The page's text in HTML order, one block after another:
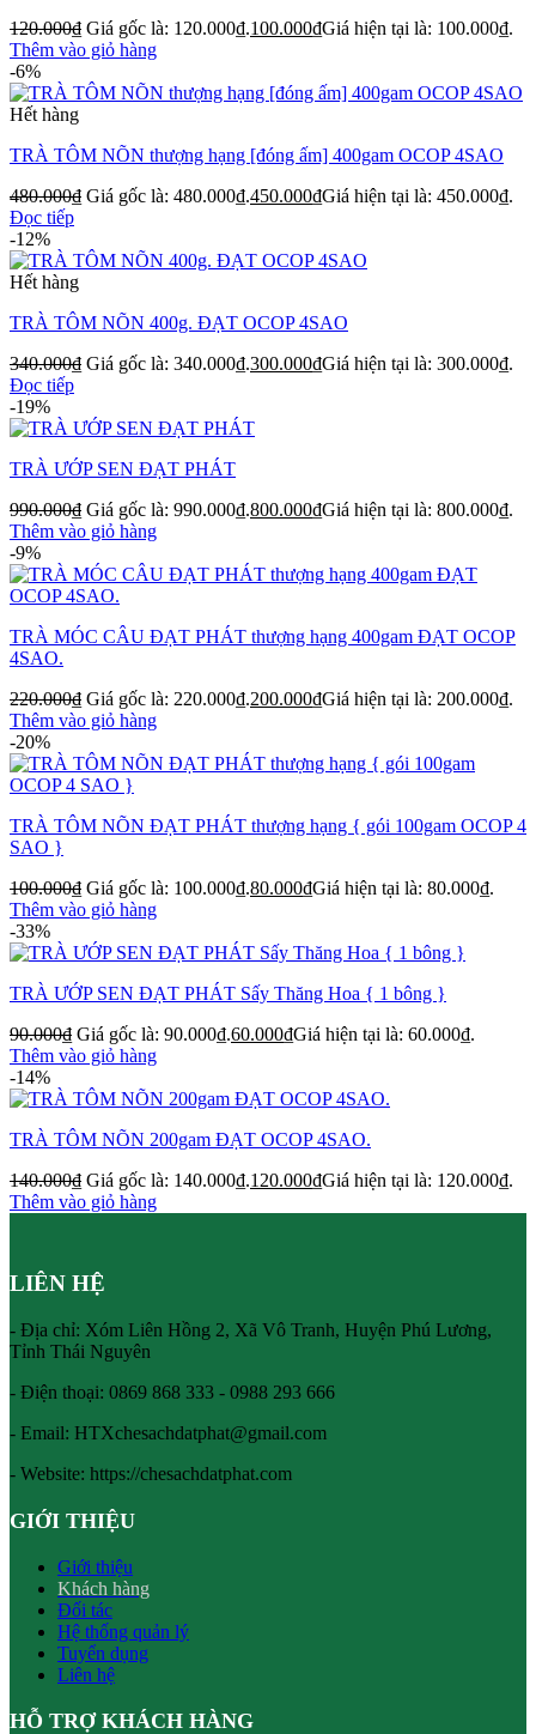
120.000₫ Giá gốc là: 120.000₫.100.000₫Giá hiện tại là: 100.000₫.
Thêm vào giỏ hàng
-6%
Hết hàng
TRÀ TÔM NÕN thượng hạng [đóng ấm] 400gam OCOP 4SAO
480.000₫ Giá gốc là: 480.000₫.450.000₫Giá hiện tại là: 450.000₫.
Đọc tiếp
-12%
Hết hàng
TRÀ TÔM NÕN 400g. ĐẠT OCOP 4SAO
340.000₫ Giá gốc là: 340.000₫.300.000₫Giá hiện tại là: 300.000₫.
Đọc tiếp
-19%
TRÀ ƯỚP SEN ĐẠT PHÁT
990.000₫ Giá gốc là: 990.000₫.800.000₫Giá hiện tại là: 800.000₫.
Thêm vào giỏ hàng
-9%
TRÀ MÓC CÂU ĐẠT PHÁT thượng hạng 400gam ĐẠT OCOP
4SAO.
220.000₫ Giá gốc là: 220.000₫.200.000₫Giá hiện tại là: 200.000₫.
Thêm vào giỏ hàng
-20%
TRÀ TÔM NÕN ĐẠT PHÁT thượng hạng { gói 100gam OCOP 4
SAO }
100.000₫ Giá gốc là: 100.000₫.80.000₫Giá hiện tại là: 80.000₫.
Thêm vào giỏ hàng
-33%
TRÀ ƯỚP SEN ĐẠT PHÁT Sấy Thăng Hoa { 1 bông }
90.000₫ Giá gốc là: 90.000₫.60.000₫Giá hiện tại là: 60.000₫.
Thêm vào giỏ hàng
-14%
TRÀ TÔM NÕN 200gam ĐẠT OCOP 4SAO.
140.000₫ Giá gốc là: 140.000₫.120.000₫Giá hiện tại là: 120.000₫.
Thêm vào giỏ hàng
LIÊN HỆ
- Địa chỉ: Xóm Liên Hồng 2, Xã Vô Tranh, Huyện Phú Lương,
Tỉnh Thái Nguyên
- Điện thoại: 0869 868 333 - 0988 293 666
- Email: HTXchesachdatphat@gmail.com
- Website: https://chesachdatphat.com
GIỚI THIỆU
Giới thiệu
Khách hàng
Đối tác
Hệ thống quản lý
Tuyển dụng
Liên hệ
HỖ TRỢ KHÁCH HÀNG